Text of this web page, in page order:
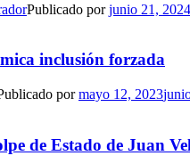
Publicado porjunio 21, 2024
inclusión forzada
pormayo 12, 2023
de Estado de Juan